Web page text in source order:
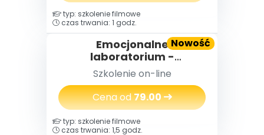
Nowość
typ: szkolenie filmowe
czas trwania: 1 godz.
Emocjonalne
laboratorium -
eksperymenty i zabawy,
które pomagają dzieciom
radzić sobie z emocjami
Szkolenie on-line
Cena od79.00
typ: szkolenie filmowe
czas trwania: 1,5 godz.